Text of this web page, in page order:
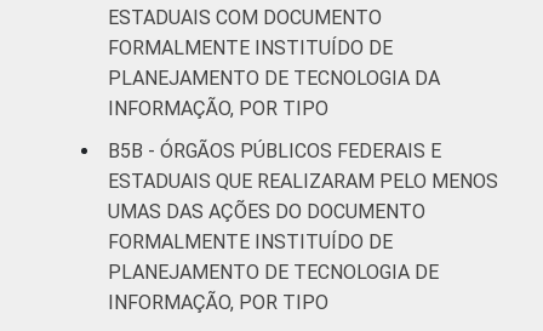
ESTADUAIS COM DOCUMENTO
FORMALMENTE INSTITUÍDO DE
PLANEJAMENTO DE TECNOLOGIA DA
INFORMAÇÃO, POR TIPO
B5B - ÓRGÃOS PÚBLICOS FEDERAIS E
ESTADUAIS QUE REALIZARAM PELO MENOS
UMAS DAS AÇÕES DO DOCUMENTO
FORMALMENTE INSTITUÍDO DE
PLANEJAMENTO DE TECNOLOGIA DE
INFORMAÇÃO, POR TIPO